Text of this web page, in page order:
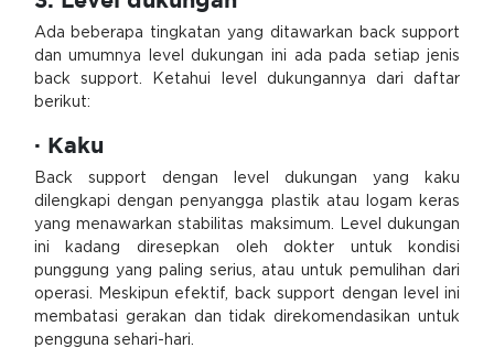
Ada beberapa tingkatan yang ditawarkan back support
dan umumnya level dukungan ini ada pada setiap jenis
back support. Ketahui level dukungannya dari daftar
berikut:
· Kaku
Back support dengan level dukungan yang kaku
dilengkapi dengan penyangga plastik atau logam keras
yang menawarkan stabilitas maksimum. Level dukungan
ini kadang diresepkan oleh dokter untuk kondisi
punggung yang paling serius, atau untuk pemulihan dari
operasi. Meskipun efektif, back support dengan level ini
membatasi gerakan dan tidak direkomendasikan untuk
pengguna sehari-hari.